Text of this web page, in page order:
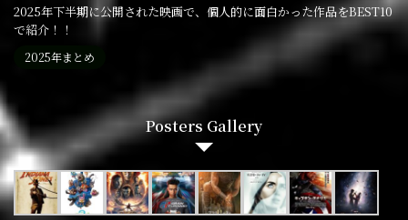
2025年下半期に公開された映画で、個人的に面白かった作品をBEST10
で紹介！！
2025年まとめ
Posters Gallery